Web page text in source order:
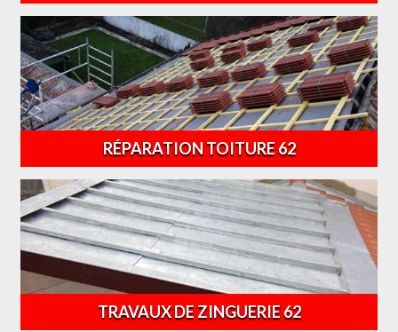
RÉPARATION TOITURE 62
TRAVAUX DE ZINGUERIE 62